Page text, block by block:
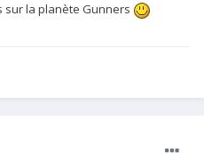
la planète Gunners